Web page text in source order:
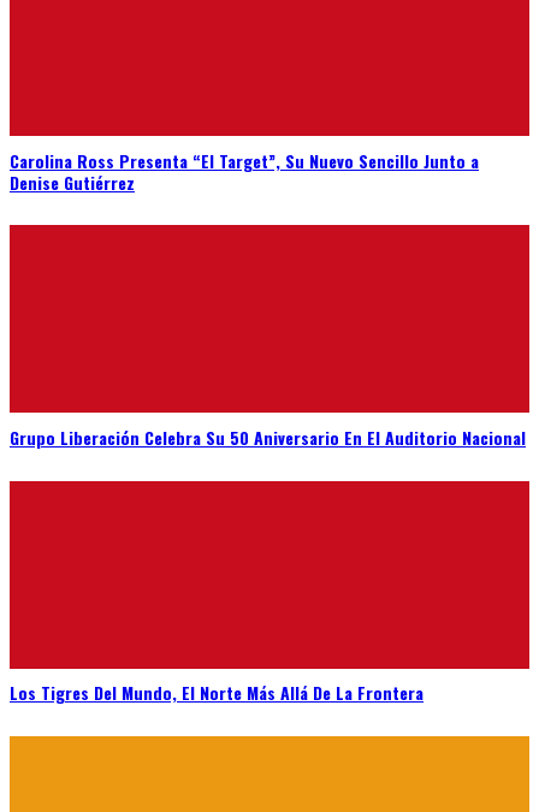
Carolina Ross Presenta “El Target”, Su Nuevo Sencillo Junto a
Denise Gutiérrez
Grupo Liberación Celebra Su 50 Aniversario En El Auditorio Nacional
Los Tigres Del Mundo, El Norte Más Allá De La Frontera